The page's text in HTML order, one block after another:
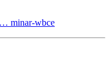
… minar-wbce